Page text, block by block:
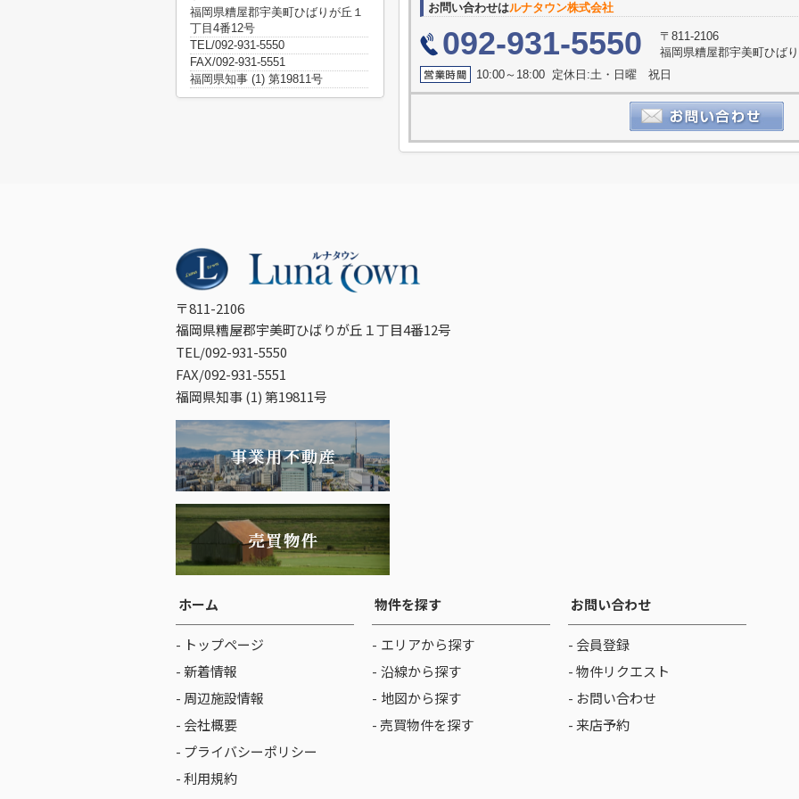
お問い合わせはルナタウン株式会社
092-931-5550
〒811-2106
福岡県糟屋郡宇美町ひば
10:00～18:00 定休日:土・日曜 祝日
福岡県糟屋郡宇美町ひばりが丘１
丁目4番12号
TEL/092-931-5550
FAX/092-931-5551
福岡県知事 (1) 第19811号
〒811-2106
福岡県糟屋郡宇美町ひばりが丘１丁目4番12号
TEL/092-931-5550
FAX/092-931-5551
福岡県知事 (1) 第19811号
ホーム
- トップページ
- 新着情報
- 周辺施設情報
- 会社概要
- プライバシーポリシー
- 利用規約
物件を探す
エリアから探す
沿線から探す
地図から探す
- 売買物件を探す
お問い合わせ
- 会員登録
- 物件リクエスト
- お問い合わせ
- 来店予約